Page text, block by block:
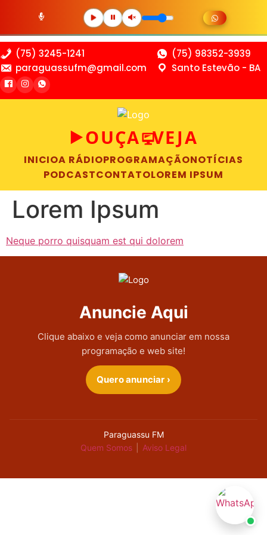
(75) 3245-1241
(75) 98352-3939
paraguassufm@gmail.com
Santo Estevão - BA
INICIOA RÁDIOPROGRAMAÇÃONOTÍCIAS
PODCASTCONTATOLOREM IPSUM
►OUÇA VEJA
Lorem Ipsum
Neque porro quisquam est qui dolorem
Anuncie Aqui
Clique abaixo e veja como anunciar em nossa
programação e web site!
Quero anunciar ›
Paraguassu FM
Quem Somos
Aviso Legal